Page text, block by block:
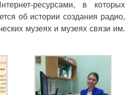
ресурсами, в которых
об истории создания радио,
музеях и музеях связи им.